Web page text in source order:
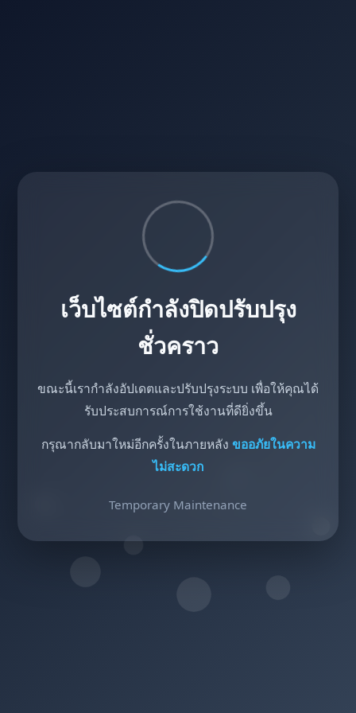
เว็บไซต์กำลังปิดปรับปรุง
ชั่วคราว
ขณะนี้เรากำลังอัปเดตและปรับปรุงระบบ เพื่อให้คุณได้
รับประสบการณ์การใช้งานที่ดียิ่งขึ้น
กรุณากลับมาใหม่อีกครั้งในภายหลัง ขออภัยในความ
ไม่สะดวก
Temporary Maintenance